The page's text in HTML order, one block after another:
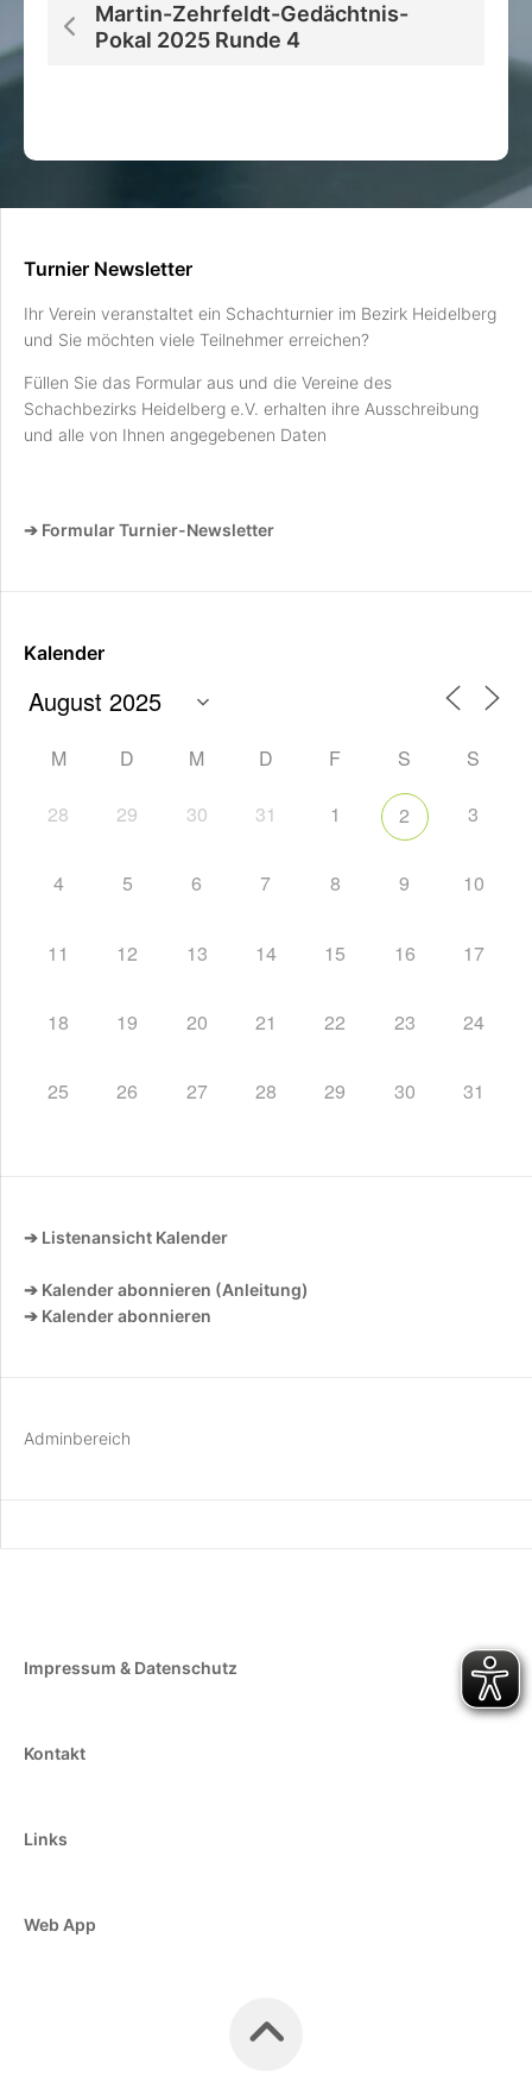
Martin-Zehrfeldt-Gedächtnis-
Pokal 2025 Runde 4
Turnier Newsletter
Ihr Verein veranstaltet ein Schachturnier im Bezirk Heidelberg
und Sie möchten viele Teilnehmer erreichen?
Füllen Sie das Formular aus und die Vereine des
Schachbezirks Heidelberg e.V. erhalten ihre Ausschreibung
und alle von Ihnen angegebenen Daten
➔ Formular Turnier-Newsletter
Kalender
M D M D F S S
28 29 30 31 1 2 3
4 5 6 7 8 9 10
11 12 13 14 15 16 17
18 19 20 21 22 23 24
25 26 27 28 29 30 31
➔ Listenansicht Kalender
➔ Kalender abonnieren (Anleitung)
➔ Kalender abonnieren
Adminbereich
Impressum & Datenschutz
Kontakt
Links
Web App